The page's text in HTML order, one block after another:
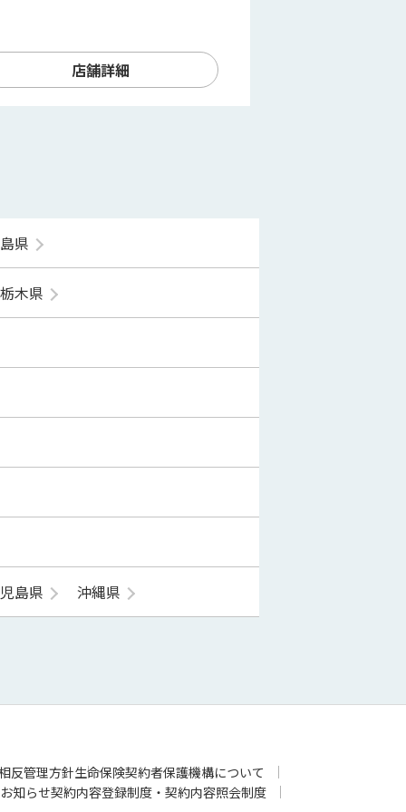
店舗詳細
県
栃木県
島県 沖縄県
反管理方針生命保険契約者保護機構について
知らせ契約内容登録制度・契約内容照会制度